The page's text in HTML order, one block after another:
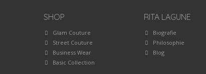
SHOP
Glam Couture
Street Couture
Business Wear
Basic Collection
RITA LAGUNE
Biografie
Philosophie
Blog